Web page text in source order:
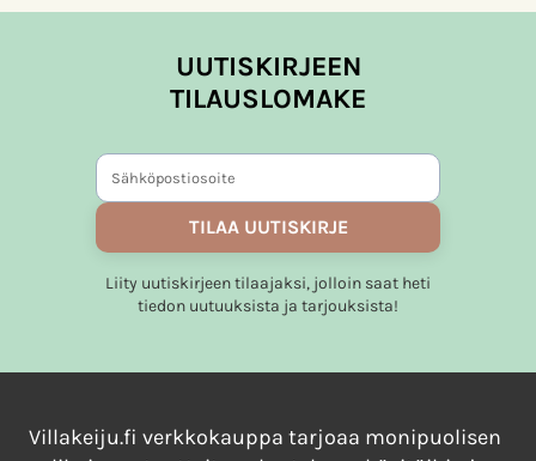
UUTISKIRJEEN
TILAUSLOMAKE
TILAA UUTISKIRJE
Liity uutiskirjeen tilaajaksi, jolloin saat heti
tiedon uutuuksista ja tarjouksista!
Villakeiju.fi verkkokauppa tarjoaa monipuolisen